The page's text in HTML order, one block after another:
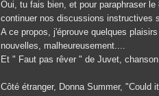
Oui, tu fais bien, et pour paraphraser
continuer nos discussions instructives
A ce propos, j'éprouve quelques
nouvelles, malheureusement....
Et " Faut pas rêver " de Juvet,
Côté étranger, Donna Summer, "Could